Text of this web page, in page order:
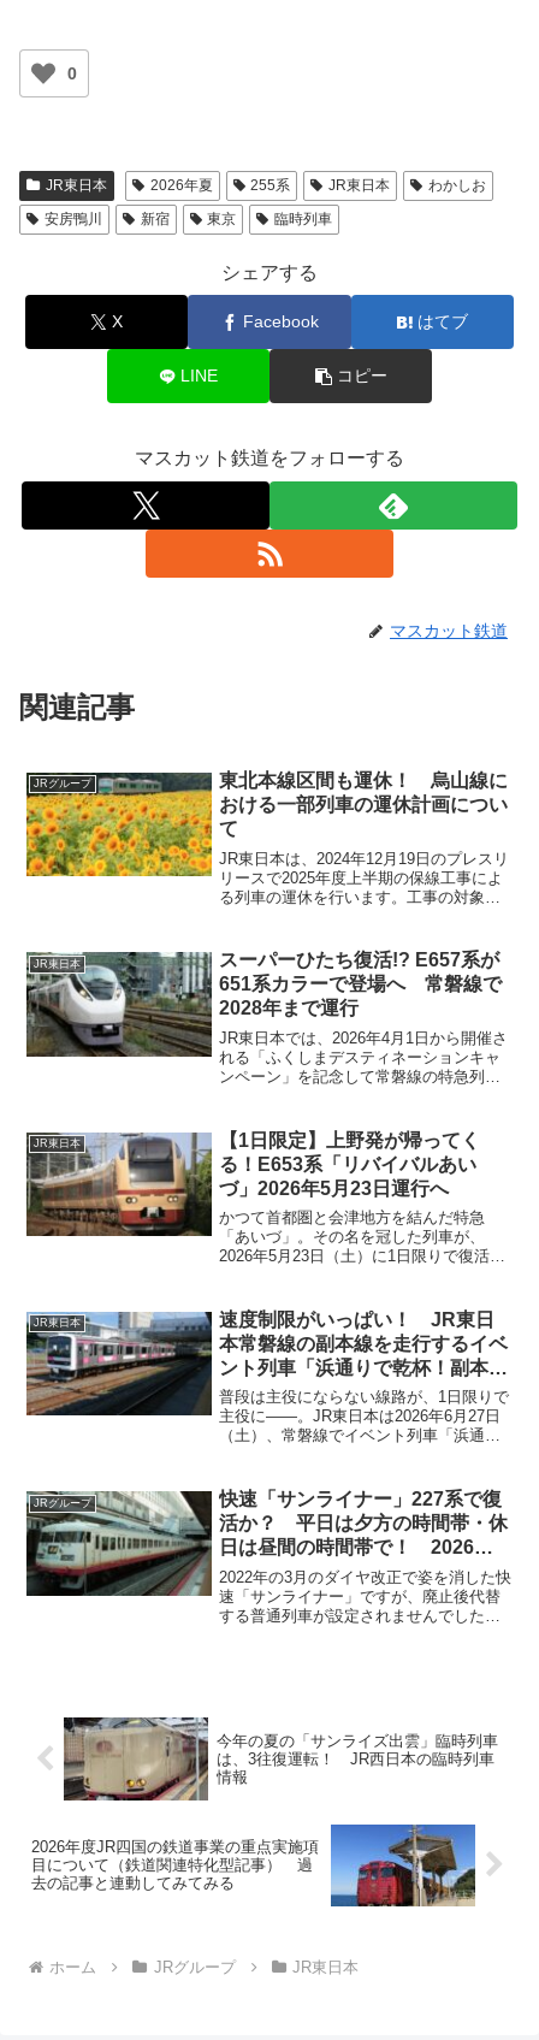
0
JR東日本 2026年夏 255系 JR東日本
わかしお
安房鴨川
新宿 東京 臨時列車
シェアする
X Facebook はてブ
LINE コピー
マスカット鉄道をフォローする
マスカット鉄道
関連記事
JRグループ
東北本線区間も運休！ 烏山線に
おける一部列車の運休計画につい
て
JR東日本は、2024年12月19日のプレスリ
リースで2025年度上半期の保線工事によ
る列車の運休を行います。工事の対象区
寺駅間についても列車の運転が取りやめ
られます。なお、バスによる代行運転は
ありませんので工事の日は、日中7時間以
上列車の運転がなくなります。
JR東日本
スーパーひたち復活!? E657系が
651系カラーで登場へ 常磐線で
2028年まで運行
JR東日本では、2026年4月1日から開催さ
れる「ふくしまデスティネーションキャ
ンペーン」を記念して常磐線の特急列車
行していた651系をイメージしたデザイン
に変更します。かつて、「スーパーひた
ち」として人気のあった車両のデザイン
の復刻となります。
JR東日本
【1日限定】上野発が帰ってく
る！E653系「リバイバルあい
づ」2026年5月23日運行へ
かつて首都圏と会津地方を結んだ特急
「あいづ」。その名を冠した列車が、
2026年5月23日（土）に1日限りで復活し
運用から離れて久しい同形式が、往年の
列車名を掲げて**JR東日本公式の特別列
車として上野～会津若松間を走行**する
ということで、鉄道ファンの間でも注目
度は高まりそうです。
JR東日本
速度制限がいっぱい！ JR東日
本常磐線の副本線を走行するイベ
ント列車「浜通りで乾杯！副本線
の旅」を運行（2026年6月27日）
普段は主役にならない線路が、1日限りで
主役に――。JR東日本は2026年6月27日
（土）、常磐線でイベント列車「浜通り
副本線。営業列車ではほとんど体験でき
ない、低速走行...
JRグループ
快速「サンライナー」227系で復
活か？ 平日は夕方の時間帯・休
日は昼間の時間帯で！ 2026年
度ダイヤ改正予想
2022年の3月のダイヤ改正で姿を消した快
速「サンライナー」ですが、廃止後代替
する普通列車が設定されませんでした。
そこで、JR西日本は快速「サンライナ
ー」を227系（Urara）で復活させるので
はないでしょうか。
今年の夏の「サンライズ出雲」臨時列車
は、3往復運転！ JR西日本の臨時列車
情報
2026年度JR四国の鉄道事業の重点実施項
目について（鉄道関連特化型記事） 過
去の記事と連動してみてみる
ホーム JRグループ JR東日本